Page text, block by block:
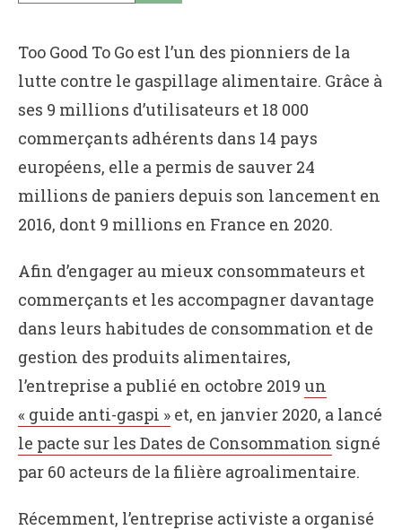
Too Good To Go est l’un des pionniers de la
lutte contre le gaspillage alimentaire. Grâce à
ses 9 millions d’utilisateurs et 18 000
commerçants adhérents dans 14 pays
européens, elle a permis de sauver 24
millions de paniers depuis son lancement en
2016, dont 9 millions en France en 2020.
Afin d’engager au mieux consommateurs et
commerçants et les accompagner davantage
dans leurs habitudes de consommation et de
gestion des produits alimentaires,
l’entreprise a publié en octobre 2019 un
« guide anti-gaspi » et, en janvier 2020, a lancé
le pacte sur les Dates de Consommation signé
par 60 acteurs de la filière agroalimentaire.
Récemment, l’entreprise activiste a organisé